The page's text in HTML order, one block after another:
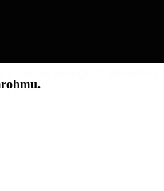
namun seringkali
2026.